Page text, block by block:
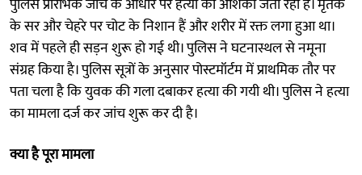
के सर और चेहरे पर चोट के निशान हैं और शरीर में रक्त लगा हुआ था।
शव में पहले ही सड़न शुरू हो गई थी। पुलिस ने घटनास्थल से नमूना
संग्रह किया है। पुलिस सूत्रों के अनुसार पोस्टमॉर्टम में प्राथमिक तौर पर
पता चला है कि युवक की गला दबाकर हत्या की गयी थी। पुलिस ने हत्या
का मामला दर्ज कर जांच शुरू कर दी है।
क्या है पूरा मामला